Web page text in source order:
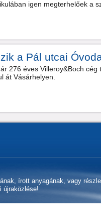
igen megterhelőek a
a Pál utcai
276 éves Villeroy&Boch
át Vásárhelyen.
írott anyagának, vagy
újraközlése!